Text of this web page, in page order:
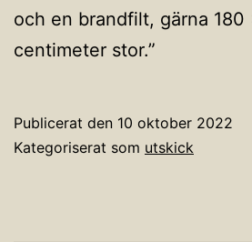
och en brandfilt, gärna 180
centimeter stor.”
Publicerat den 10 oktober 2022
Kategoriserat som utskick